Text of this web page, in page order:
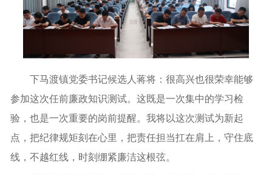
下马渡镇党委书记候选人蒋将：很高兴也很荣幸能够
参加这次任前廉政知识测试。这既是一次集中的学习检
验，也是一次重要的岗前提醒。我将以这次测试为新起
点，把纪律规矩刻在心里，把责任担当扛在肩上，守住底
线，不越红线，时刻绷紧廉洁这根弦。